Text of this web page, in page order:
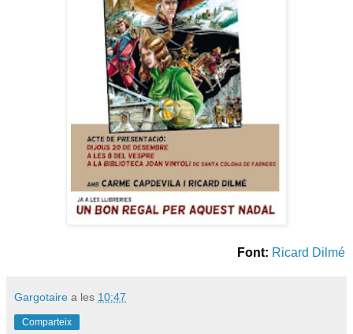
Font: Ricard Dilmé
Gargotaire a les 10:47
Comparteix